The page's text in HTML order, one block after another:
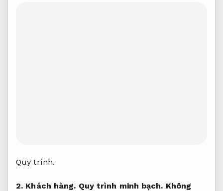
Quy trình.
2. Khách hàng. Quy trình minh bạch. Không